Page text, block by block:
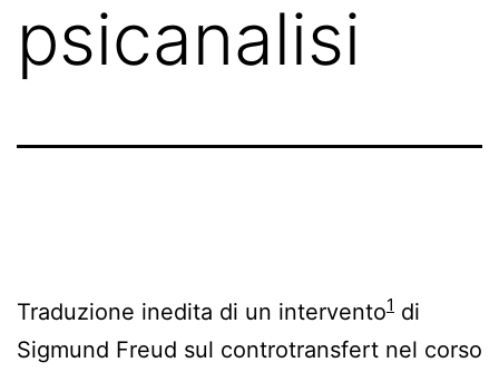
psicanalisi
Traduzione inedita di un intervento1 di
Sigmund Freud sul controtransfert nel corso